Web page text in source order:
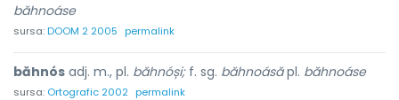
băhnoáse
sursa:DOOM 2 2005 permalink
băhnós adj. m., pl. băhnóși;f. sg. băhnoásăpl. băhnoáse
sursa: Ortografic 2002 permalink